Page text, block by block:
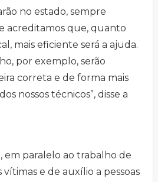
no estado, sempre
acreditamos que, quanto
mais eficiente será a ajuda.
por exemplo, serão
correta e de forma mais
nossos técnicos”, disse a
em paralelo ao trabalho de
vítimas e de auxílio a pessoas